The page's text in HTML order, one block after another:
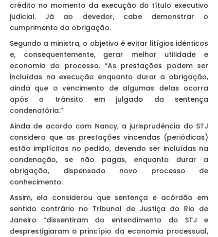
crédito no momento da execução do título executivo
judicial. Já ao devedor, cabe demonstrar o
cumprimento da obrigação.
Segundo a ministra, o objetivo é evitar litígios idênticos
e, consequentemente, gerar melhor utilidade e
economia do processo. “As prestações podem ser
incluídas na execução enquanto durar a obrigação,
ainda que o vencimento de algumas delas ocorra
após o trânsito em julgado da sentença
condenatória.”
Ainda de acordo com Nancy, a jurisprudência do STJ
considera que as prestações vincendas (periódicas)
estão implícitas no pedido, devendo ser incluídas na
condenação, se não pagas, enquanto durar a
obrigação, dispensado novo processo de
conhecimento.
Assim, ela considerou que sentença e acórdão em
sentido contrário no Tribunal de Justiça do Rio de
Janeiro “dissentiram do entendimento do STJ e
desprestigiaram o princípio da economia processual,